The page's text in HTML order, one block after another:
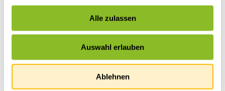
Alle zulassen
Auswahl erlauben
Ablehnen
Im Rahmen der Übung wurde ein vollständiger Stromausfall
simuliert. Die Einsatzkräfte erhielten verschlossene Kuverts mit
realistischen Szenarien, die Schritt für Schritt abgearbeitet werden
mussten. Dafür traf sich die Gemeindeeinsatzleitung im
koordinieren. Oberste Priorität hatte die Sicherstellung der Wasser-
und Abwasserversorgung für die Bevölkerung und hier konnte
bestätigt werden, dass sowohl die Wasser- als auch die
Abwasserversorgung, im Falle eines Blackouts in Frastanz gesichert
ist.